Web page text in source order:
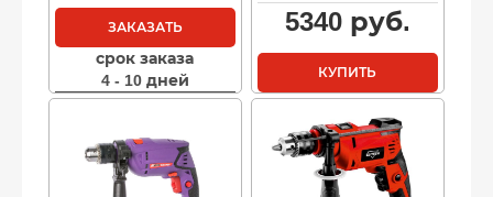
ЗАКАЗАТЬ
срок заказа
4 - 10 дней
5340руб.
КУПИТЬ